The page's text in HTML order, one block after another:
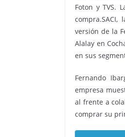
Foton y TVS.
versión de la
Alalay en
en sus
Fernando
empresa
al frente a
comprar su